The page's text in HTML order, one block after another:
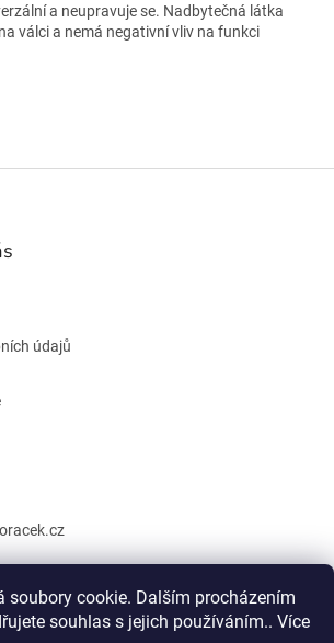
soubory cookie. Dalším procházením
souhlas s jejich používáním.. Více
a neupravuje se. Nadbytečná látka
válci a nemá negativní vliv na funkci
údajů